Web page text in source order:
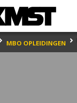
MBO OPLEIDINGEN